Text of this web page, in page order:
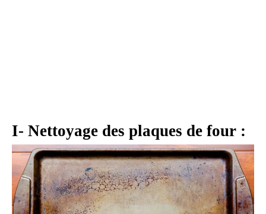
I- Nettoyage des plaques de four :